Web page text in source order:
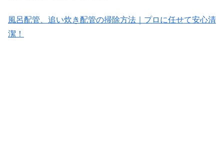
風呂配管、追い炊き配管の掃除方法｜プロに任せて安心清
潔！